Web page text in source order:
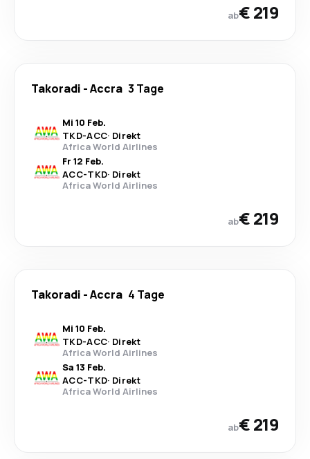
ab€ 219
Takoradi -Accra 3 Tage
Mi 10 Feb.
TKD-ACC· Direkt
Africa World Airlines
Fr 12 Feb.
ACC-TKD· Direkt
Africa World Airlines
ab€ 219
Takoradi -Accra 4 Tage
Mi 10 Feb.
TKD-ACC· Direkt
Africa World Airlines
Sa 13 Feb.
ACC-TKD· Direkt
Africa World Airlines
ab€ 219